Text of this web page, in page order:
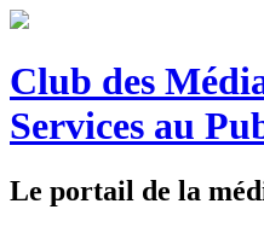
Club des
Services au
Le portail de la